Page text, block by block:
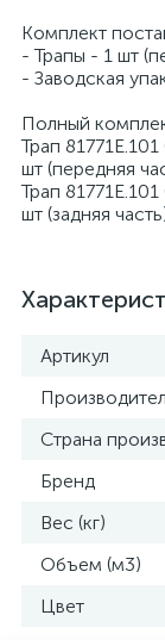
Комплект
- Трапы - 1 шт
- Заводская
Полный
Трап
шт (передняя
Трап
шт (задняя
Артикул
Страна
Бренд
Вес (кг)
Объем (м3)
Цвет